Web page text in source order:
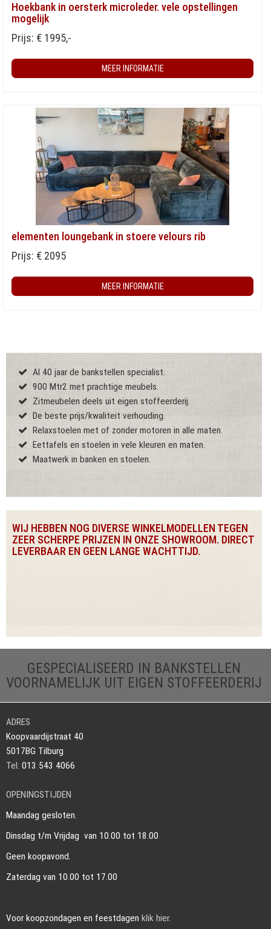
Hoekbank in oersterk microleder. vele opstellingen
mogelijk
Prijs: € 1995,-
MEER INFORMATIE
elementen loungebank in stoere velours rib
Prijs: € 2095
MEER INFORMATIE
Al 40 jaar de bankstellen specialist.
900 Mtr2 met prachtige meubels.
Zitmeubelen deels uit eigen stoffeerderij.
De beste prijs/kwaliteit verhouding.
Relaxstoelen met of zonder motoren in alle maten.
Eettafels en stoelen in vele kleuren en maten.
Maatwerk in banken en stoelen.
WIJ HEBBEN NOG DIVERSE WINKELMODELLEN TEGEN
ZEER SCHERPE PRIJZEN IN ONZE SHOWROOM. DIRECT
LEVERBAAR EN GEEN LANGE WACHTTIJD.
GESPECIALISEERD IN BANKSTELLEN
VOORNAMELIJK UIT EIGEN STOFFEERDERIJ
ADRES
Koopvaardijstraat 40
5017BG Tilburg
Tel: 013 543 4066
OPENINGSTIJDEN
Maandag gesloten.
Dinsdag t/m Vrijdag van 10.00 tot 18.00
Geen koopavond.
Zaterdag van 10.00 tot 17.00
Voor koopzondagen en feestdagen klik hier.